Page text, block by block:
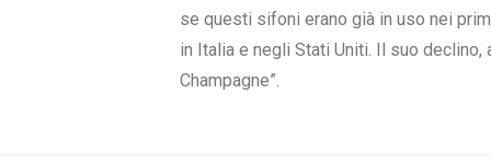
se questi sifoni erano già in uso nei
in Italia e negli Stati Uniti. Il suo
Champagne”.